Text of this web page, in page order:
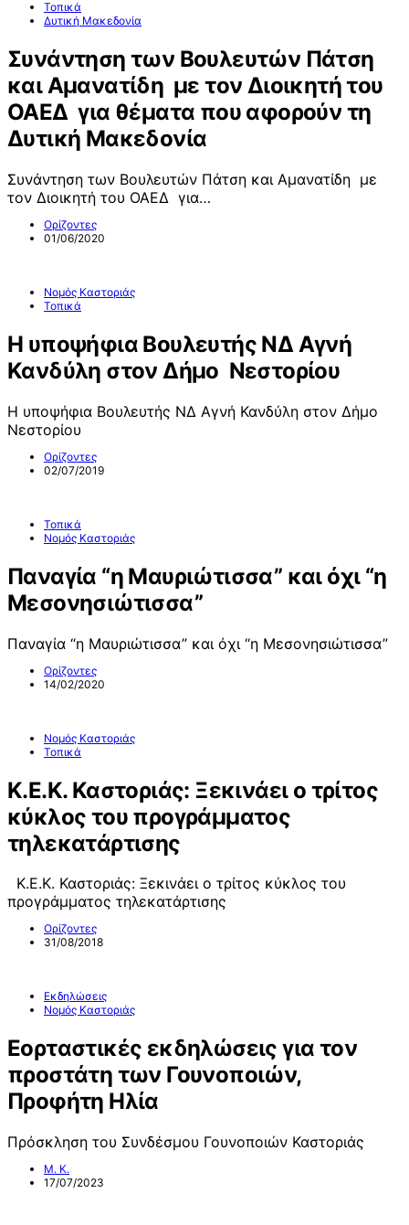
Τοπικά
Δυτική Μακεδονία
Συνάντηση των Βουλευτών Πάτση
και Αμανατίδη με τον Διοικητή του
ΟΑΕΔ για θέματα που αφορούν τη
Δυτική Μακεδονία
Συνάντηση των Βουλευτών Πάτση και Αμανατίδη με
τον Διοικητή του ΟΑΕΔ για…
Ορίζοντες
01/06/2020
Νομός Καστοριάς
Τοπικά
Η υποψήφια Βουλευτής ΝΔ Αγνή
Κανδύλη στον Δήμο Νεστορίου
Η υποψήφια Βουλευτής ΝΔ Αγνή Κανδύλη στον Δήμο
Νεστορίου
Ορίζοντες
02/07/2019
Τοπικά
Νομός Καστοριάς
Παναγία “η Μαυριώτισσα” και όχι “η
Μεσονησιώτισσα”
Παναγία “η Μαυριώτισσα” και όχι “η Μεσονησιώτισσα”
Ορίζοντες
14/02/2020
Νομός Καστοριάς
Τοπικά
Κ.Ε.Κ. Καστοριάς: Ξεκινάει ο τρίτος
κύκλος του προγράμματος
τηλεκατάρτισης
Κ.Ε.Κ. Καστοριάς: Ξεκινάει ο τρίτος κύκλος του
προγράμματος τηλεκατάρτισης
Ορίζοντες
31/08/2018
Εκδηλώσεις
Νομός Καστοριάς
Εορταστικές εκδηλώσεις για τον
προστάτη των Γουνοποιών,
Προφήτη Ηλία
Πρόσκληση του Συνδέσμου Γουνοποιών Καστοριάς
Μ. Κ.
17/07/2023